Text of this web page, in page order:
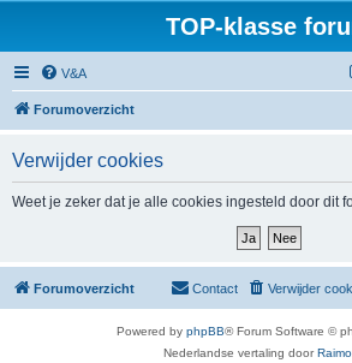
TOP-klasse
V&A
Forumoverzicht
Verwijder cookies
Weet je zeker dat je alle cookies ingesteld door dit
Forumoverzicht Verwijder
Contact
Powered by phpBB® Forum Software ©
Nederlandse vertaling door